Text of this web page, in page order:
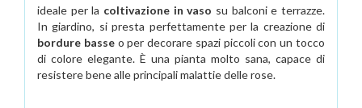
ideale per la coltivazione in vaso su balconi e terrazze.
In giardino, si presta perfettamente per la creazione di
bordure basseo per decorare spazi piccoli con un tocco
di colore elegante. È una pianta molto sana, capace di
resistere bene alle principali malattie delle rose.